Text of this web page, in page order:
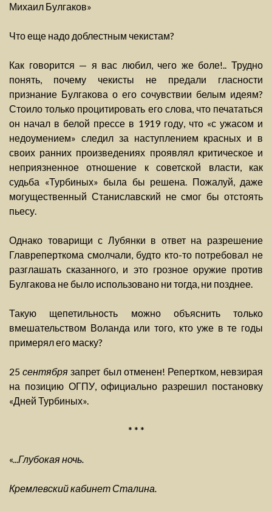
Михаил Булгаков»
Что еще надо доблестным чекистам?
Как говорится — я вас любил, чего же боле!.. Трудно
понять, почему чекисты не предали гласности
признание Булгакова о его сочувствии белым идеям?
Стоило только процитировать его слова, что печататься
он начал в белой прессе в 1919 году, что «с ужасом и
недоумением» следил за наступлением красных и в
своих ранних произведениях проявлял критическое и
неприязненное отношение к советской власти, как
судьба «Турбиных» была бы решена. Пожалуй, даже
могущественный Станиславский не смог бы отстоять
пьесу.
Однако товарищи с Лубянки в ответ на разрешение
Главреперткома смолчали, будто кто-то потребовал не
разглашать сказанного, и это грозное оружие против
Булгакова не было использовано ни тогда, ни позднее.
Такую щепетильность можно объяснить только
вмешательством Воланда или того, кто уже в те годы
примерял его маску?
25сентября запрет был отменен! Репертком, невзирая
на позицию ОГПУ, официально разрешил постановку
«Дней Турбиных».
* * *
«...Глубокая ночь.
Кремлевский кабинет Сталина.